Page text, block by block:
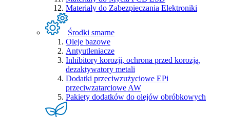
Materiały do Zabezpieczania Elektroniki
Środki smarne
Oleje bazowe
Antyutleniacze
Inhibitory korozji, ochrona przed korozją,
dezaktywatory metali
Dodatki przeciwzużyciowe EPi
przeciwzatarciowe AW
Pakiety dodatków do olejów obróbkowych